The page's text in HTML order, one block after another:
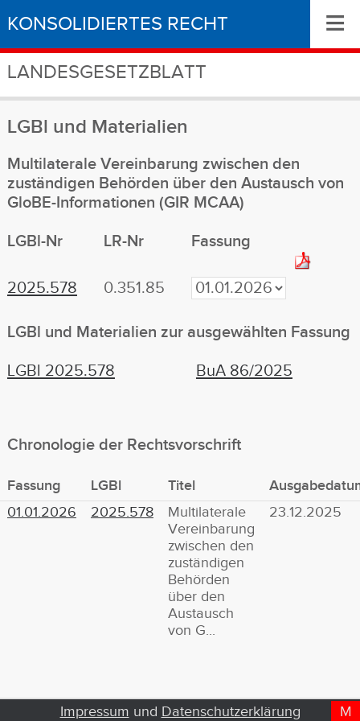
KONSOLIDIERTES RECHT
LANDESGESETZBLATT
≡
LGBl und Materialien
Multilaterale Vereinbarung zwischen den
zuständigen Behörden über den Austausch von
GloBE-Informationen (GIR MCAA)
LGBl-Nr LR-Nr Fassung
2025.578 0.351.85
LGBl und Materialien zur ausgewählten Fassung
LGBl 2025.578 BuA 86/2025
Chronologie der Rechtsvorschrift
Fassung LGBl Titel
01.01.2026
2025.578
Multilaterale
Vereinbarung
zwischen den
zuständigen
Behörden
über den
Austausch
von G...
23.12.2025
D
T
M
Impressum und Datenschutzerklärung